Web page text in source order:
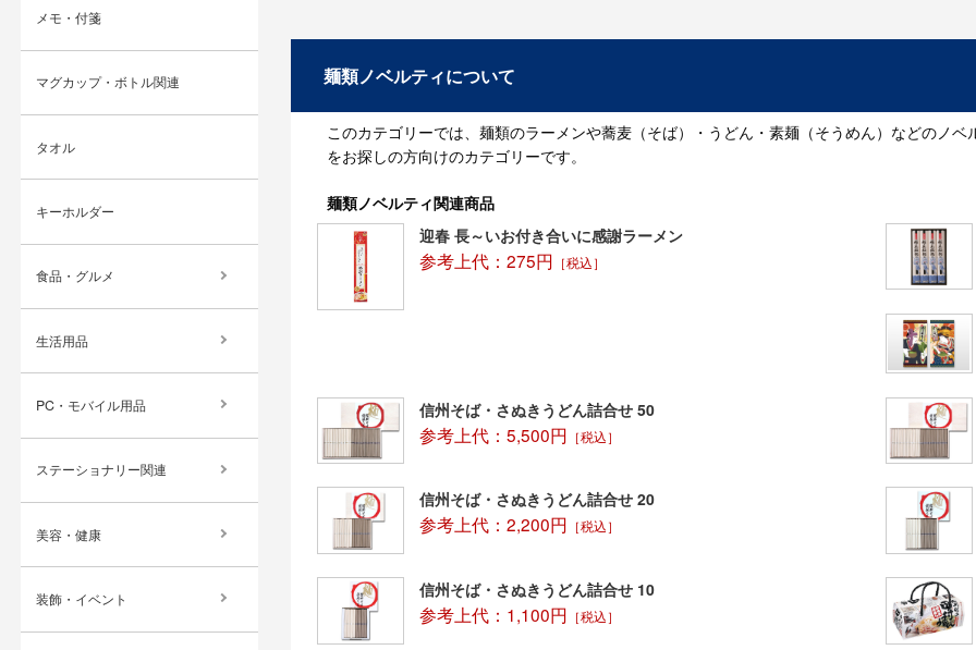
す。
2、沸騰した
い。
5、ザルそば
から再び湯切
麺類ノベルティについて
このカテゴリーでは、麺類のラーメンや蕎麦（そば）・うどん・素麺（そうめん）などのノ
をお探しの方向けのカテゴリーです。
麺類ノベルティ関連商品
迎春 長～いお付き合いに感謝ラーメン
参考上代：275円 ［税込］
信州そば・さぬきうどん詰合せ 50
参考上代：5,500円 ［税込］
信州そば・さぬきうどん詰合せ 20
参考上代：2,200円 ［税込］
信州そば・さぬきうどん詰合せ 10
参考上代：1,100円 ［税込］
メモ・付箋
マグカップ・ボトル関連
タオル
キーホルダー
食品・グルメ
生活用品
PC・モバイル用品
ステーショナリー関連
美容・健康
装飾・イベント